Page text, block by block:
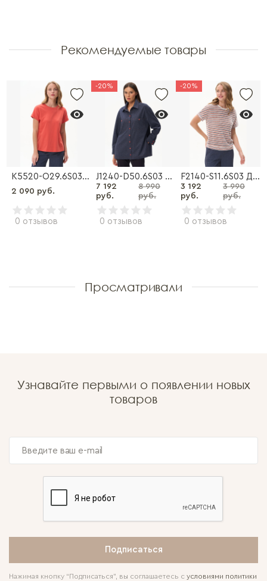
Рекомендуемые товары
K5520-O29.6S03 Футболка
2 090 руб.
0 отзывов
-20%
J1240-D50.6S03 Жакет
7 192
руб.
8 990
руб.
0 отзывов
-20%
F2140-S11.6S03 Джемпер
3 192
руб.
3 990
руб.
0 отзывов
Просматривали
Узнавайте первыми о появлении новых
товаров
Подписаться
Нажимая кнопку “Подписаться”, вы соглашаетесь с условиями политики